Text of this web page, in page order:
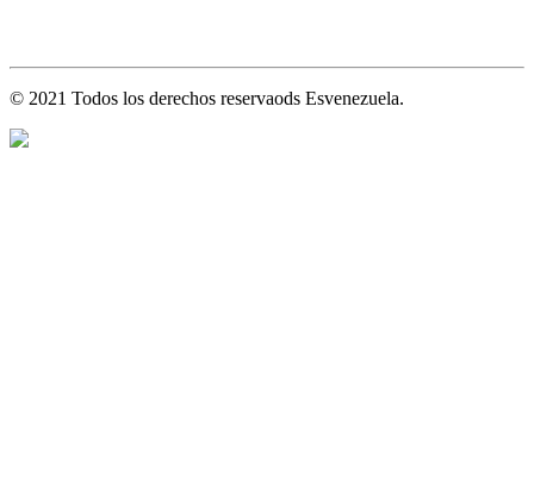
© 2021 Todos los derechos reservaods Esvenezuela.